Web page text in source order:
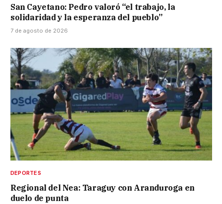
San Cayetano: Pedro valoró “el trabajo, la
solidaridad y la esperanza del pueblo”
7 de agosto de 2026
DEPORTES
Regional del Nea: Taraguy con Aranduroga en
duelo de punta